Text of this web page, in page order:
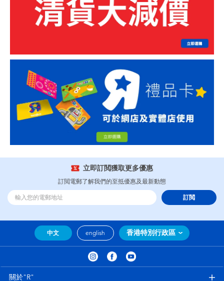
立即訂閲獲取更多優惠
訂閲電郵了解我們的至抵優惠及最新動態
訂閲
中文 english 香港特別行政區
關於"R"